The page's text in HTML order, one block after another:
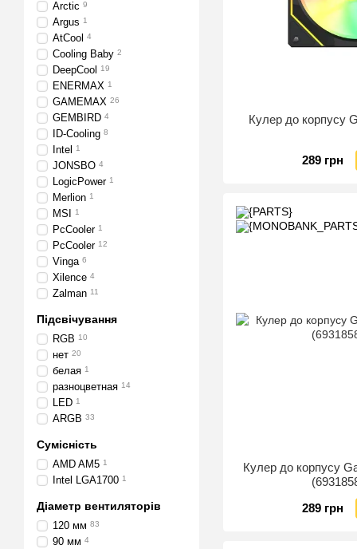
Кулер до корпусу
289 грн
Кулер до корпусу
289 грн
Arctic 9
Argus 1
AtCool 4
Cooling Baby 2
DeepCool 19
ENERMAX 1
GAMEMAX 26
GEMBIRD 4
ID-Cooling 8
Intel 1
JONSBO 4
LogicPower 1
Merlion 1
MSI 1
PcСooler 1
PcCooler 12
Vinga 6
Xilence 4
Zalman 11
Підсвічування
RGB 10
нет 20
белая 1
разноцветная 14
LED 1
ARGB 33
Сумісність
AMD AM5 1
Intel LGA1700 1
Діаметр вентиляторів
120 мм 83
90 мм 4